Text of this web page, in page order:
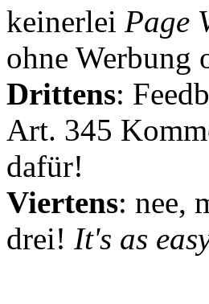
keinerlei Page
ohne Werbung
Drittens:
Art. 345
dafür!
Viertens: nee,
drei! It's as